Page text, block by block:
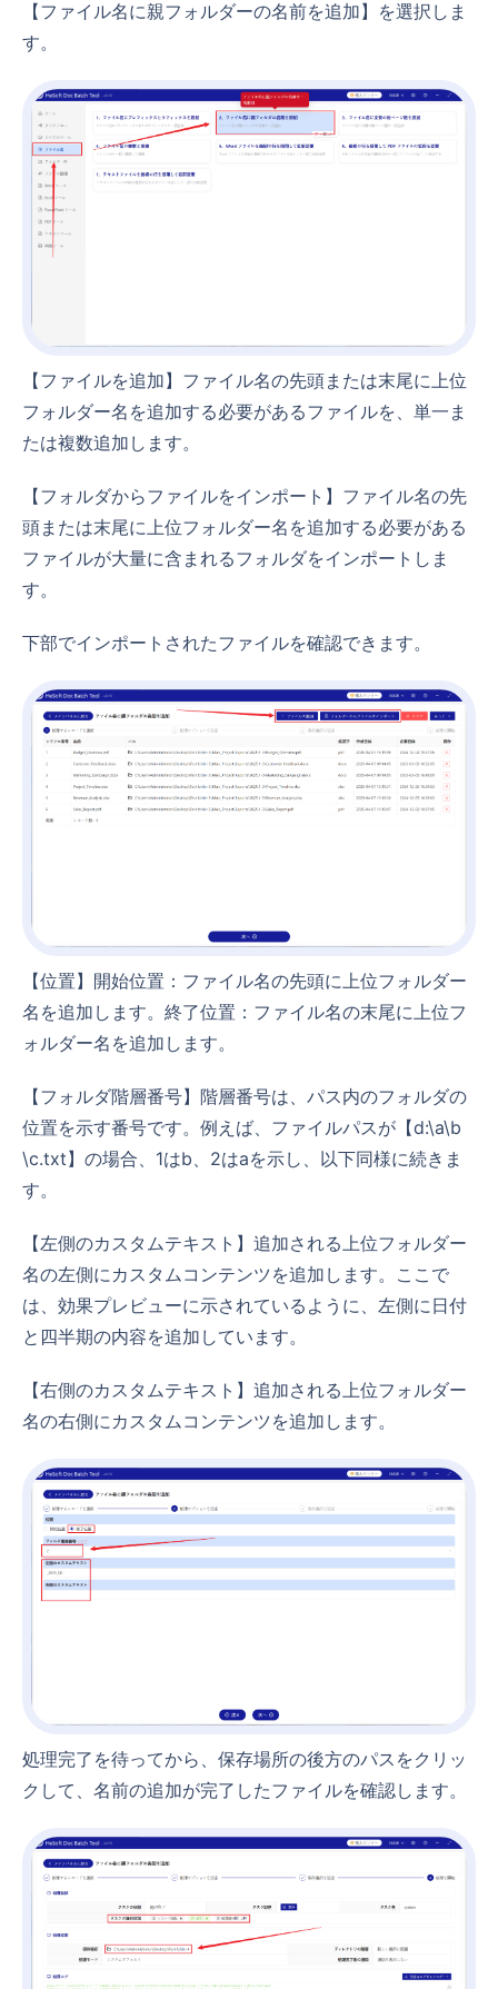
【ファイル名に親フォルダーの名前を追加】を選択しま
す。
【ファイルを追加】ファイル名の先頭または末尾に上位
フォルダー名を追加する必要があるファイルを、単一ま
たは複数追加します。
【フォルダからファイルをインポート】ファイル名の先
頭または末尾に上位フォルダー名を追加する必要がある
ファイルが大量に含まれるフォルダをインポートしま
す。
下部でインポートされたファイルを確認できます。
【位置】開始位置：ファイル名の先頭に上位フォルダー
名を追加します。終了位置：ファイル名の末尾に上位フ
ォルダー名を追加します。
【フォルダ階層番号】階層番号は、パス内のフォルダの
位置を示す番号です。例えば、ファイルパスが【d:\a\b
\c.txt】の場合、1はb、2はaを示し、以下同様に続きま
す。
【左側のカスタムテキスト】追加される上位フォルダー
名の左側にカスタムコンテンツを追加します。ここで
は、効果プレビューに示されているように、左側に日付
と四半期の内容を追加しています。
【右側のカスタムテキスト】追加される上位フォルダー
名の右側にカスタムコンテンツを追加します。
処理完了を待ってから、保存場所の後方のパスをクリッ
クして、名前の追加が完了したファイルを確認します。